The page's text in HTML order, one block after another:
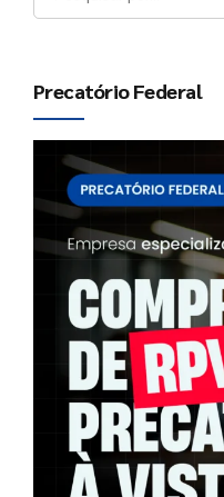
Precatório Federal